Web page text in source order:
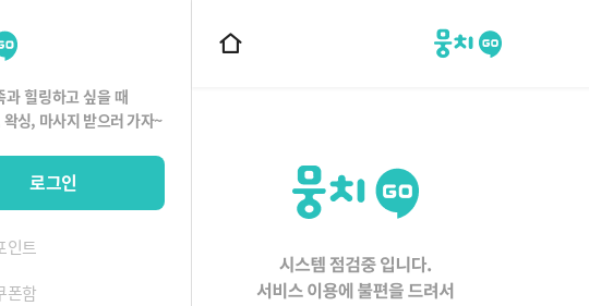
과 힐링하고 싶을 때
싱, 마사지 받으러 가자~
로그인
인트
폰함
뭉치고
홈